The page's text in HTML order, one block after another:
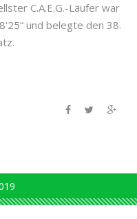
C.A.E.G.-Läufer war
und belegte den 38.